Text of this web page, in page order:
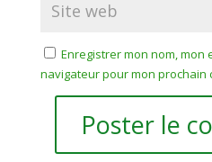
Enregistrer mon nom, mon
navigateur pour mon prochain